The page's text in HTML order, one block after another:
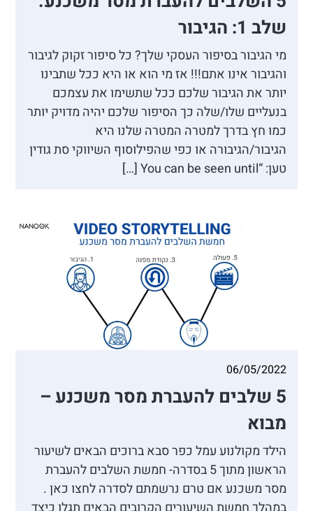
שלב 1: הגיבור
מי הגיבור בסיפור העסקי שלך? כל סיפור זקוק לגיבור
והגיבור אינו אתם!!! אז מי הוא או היא ככל שתבינו
יותר את הגיבור שלכם ככל שתשימו את עצמכם
בנעליים שלו/שלה כך הסיפור שלכם יהיה מדויק יותר
כמו חץ בדרך למטרה המטרה שלנו היא
הגיבור/הגיבורה או כפי שהפילוסוף השיווקי סת גודין
טען: “You can be seen until […]
06/05/2022
5 שלבים להעברת מסר משכנע –
מבוא
הילד מקולנוע עמל כפר סבא ברוכים הבאים לשיעור
הראשון מתוך 5 בסדרה- חמשת השלבים להעברת
מסר משכנע אם טרם נרשמתם לסדרה לחצו כאן .